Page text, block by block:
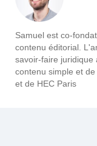
Samuel est co-
contenu éditorial.
savoir-faire juridique
contenu simple et
et de HEC Paris